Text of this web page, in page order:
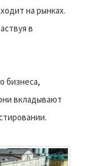
на рынках.
в
бизнеса,
вкладывают